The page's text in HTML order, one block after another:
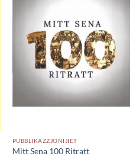
PUBBLIKAZZJONIJIET
Mitt Sena 100 Ritratt